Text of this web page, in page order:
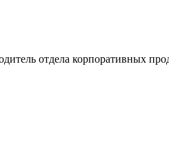
отдела корпоративных